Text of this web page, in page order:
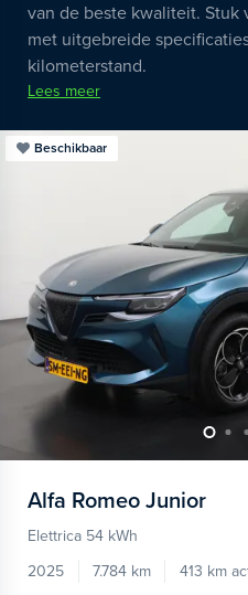
van de beste kwaliteit. Stuk
met uitgebreide
kilometerstand.
Lees meer
Beschikbaar
Alfa Romeo Junior
Elettrica 54 kWh
2025
7.784 km 413 km